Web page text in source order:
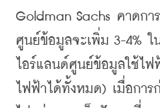
Goldman Sachs คาดกา
ศูนย์ข้อมูลจะเพิ่ม 3-4%
ไอร์แลนด์ศูนย์ข้อมูลใช้ไฟ
ไฟฟ้าได้ทั้งหมด) เมื่อการ